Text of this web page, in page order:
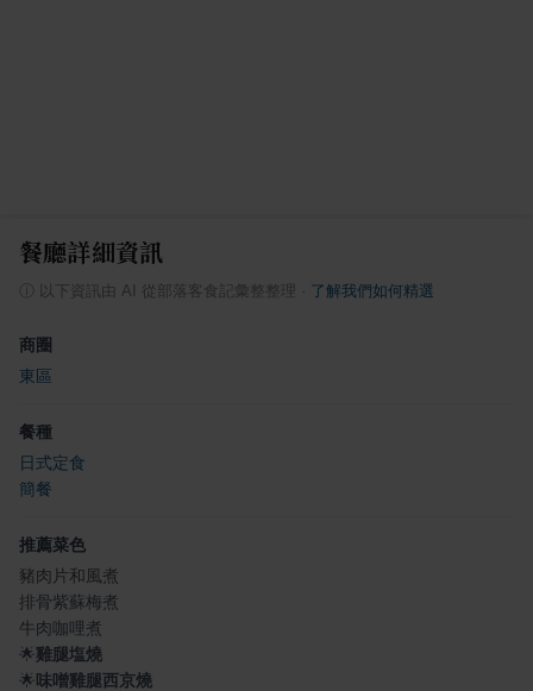
餐廳詳細資訊
ⓘ 以下資訊由 AI 從部落客食記彙整整理 了解我們如何精選
商圈
東區
餐種
日式定食
簡餐
推薦菜色
豬肉片和風煮
排骨紫蘇梅煮
牛肉咖哩煮
🌟雞腿塩燒
🌟味噌雞腿西京燒